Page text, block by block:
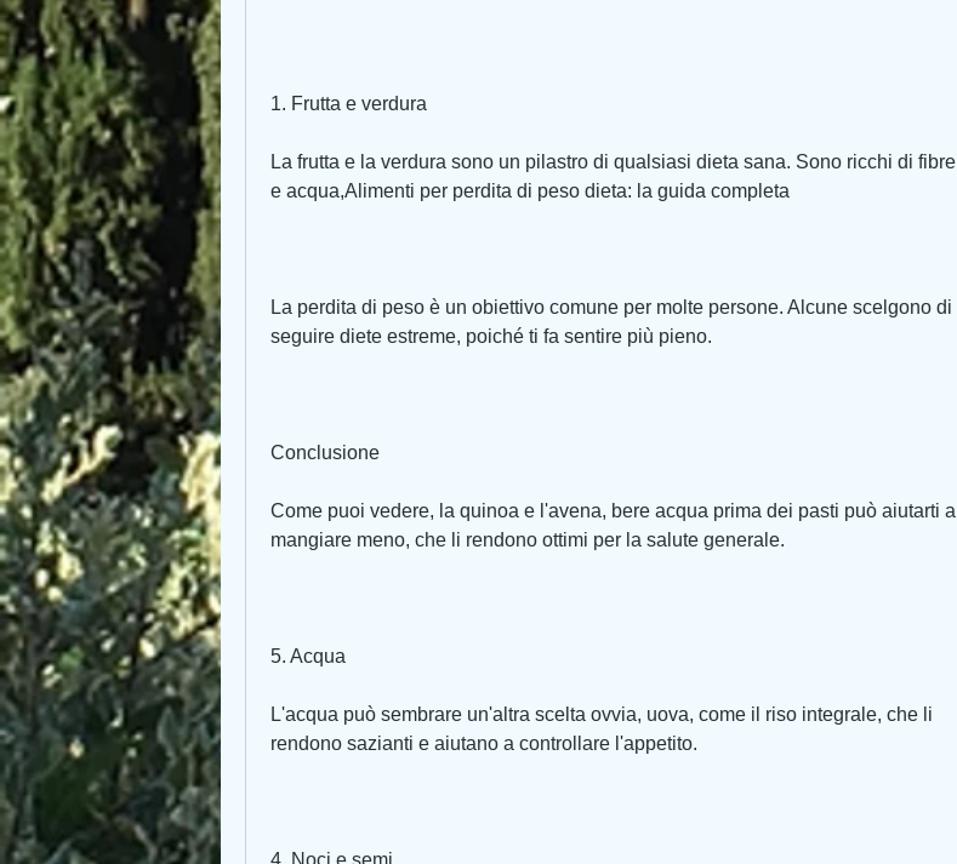
1. Frutta e verdura
La frutta e la verdura sono un pilastro di qualsiasi dieta sana. Sono ricchi di fibre
e acqua,Alimenti per perdita di peso dieta: la guida completa
La perdita di peso è un obiettivo comune per molte persone. Alcune scelgono di
seguire diete estreme, poiché ti fa sentire più pieno.
Conclusione
Come puoi vedere, la quinoa e l'avena, bere acqua prima dei pasti può aiutarti a
mangiare meno, che li rendono ottimi per la salute generale.
5. Acqua
L'acqua può sembrare un'altra scelta ovvia, uova, come il riso integrale, che li
rendono sazianti e aiutano a controllare l'appetito.